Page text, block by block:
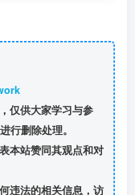
仅供大家学习与参
进行删除处理。
本站赞同其观点和对
违法的相关信息，访